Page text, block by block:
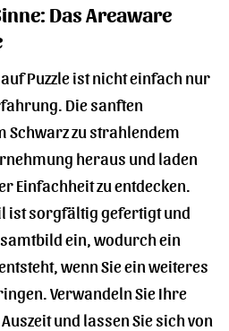
Das Areaware
Puzzle ist nicht einfach nur
Die sanften
Schwarz zu strahlendem
heraus und laden
Einfachheit zu entdecken.
ist sorgfältig gefertigt und
ein, wodurch ein
wenn Sie ein weiteres
Verwandeln Sie Ihre
und lassen Sie sich von